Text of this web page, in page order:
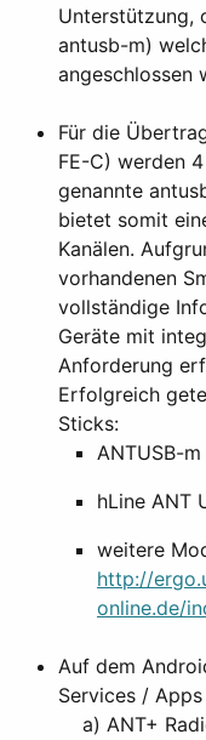
Unterstützung,
antusb-m)
angeschlossen
Für die
FE-C) werden
genannte
bietet somit
Kanälen.
vorhandenen
vollständige
Geräte mit
Anforderung
Erfolgreich
Sticks:
ANTUSB-m
hLine ANT
weitere
http://
online.de/
Auf dem
Services /
a) ANT+